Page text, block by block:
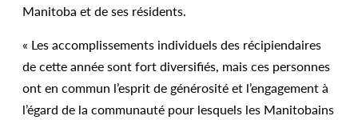
Manitoba et de ses résidents.
« Les accomplissements individuels des récipiendaires
de cette année sont fort diversifiés, mais ces personnes
ont en commun l’esprit de générosité et l’engagement à
l’égard de la communauté pour lesquels les Manitobains